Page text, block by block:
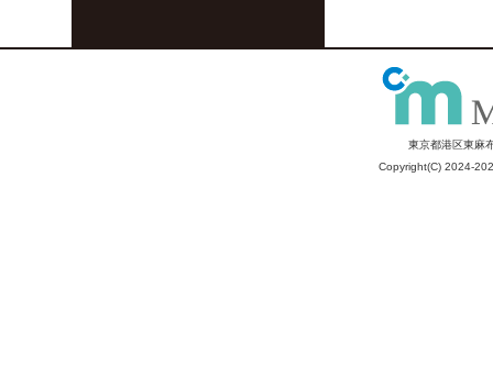
東京都港区東麻
Copyright(C) 2024-